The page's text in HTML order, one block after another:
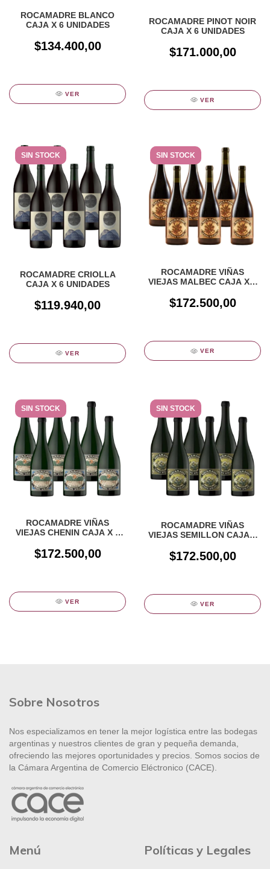
ROCAMADRE BLANCO
CAJA X 6 UNIDADES
$134.400,00
VER
ROCAMADRE PINOT NOIR
CAJA X 6 UNIDADES
$171.000,00
VER
SIN STOCK
ROCAMADRE CRIOLLA
CAJA X 6 UNIDADES
$119.940,00
VER
SIN STOCK
ROCAMADRE VIÑAS
VIEJAS MALBEC CAJA X 6
$172.500,00
VER
SIN STOCK
ROCAMADRE VIÑAS
VIEJAS CHENIN CAJA X 6
$172.500,00
VER
SIN STOCK
ROCAMADRE VIÑAS
VIEJAS SEMILLON CAJA X
$172.500,00
VER
Sobre Nosotros
Nos especializamos en tener la mejor logística entre las bodegas
argentinas y nuestros clientes de gran y pequeña demanda,
ofreciendo las mejores oportunidades y precios. Somos socios de
la Cámara Argentina de Comercio Eléctronico (CACE).
Menú Políticas y Legales